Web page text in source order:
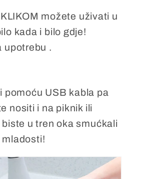
možete uživati ​​u
kada i bilo gdje!
upotrebu .
pomoću USB kabla pa
nositi i na piknik ili
u tren oka smućkali
mladosti!